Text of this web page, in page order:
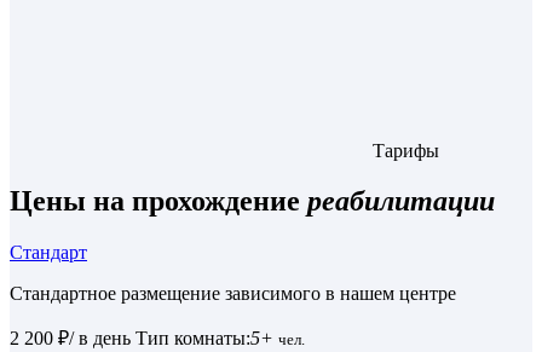
Тарифы
Цены на прохождение реабилитации
Стандарт
Стандартное размещение зависимого в нашем центре
2 200 ₽/ в день Тип комнаты:5+ чел.